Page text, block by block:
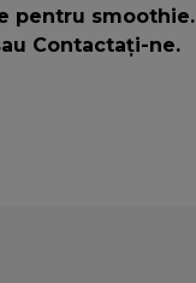
pentru smoothie.
Contactați-ne.